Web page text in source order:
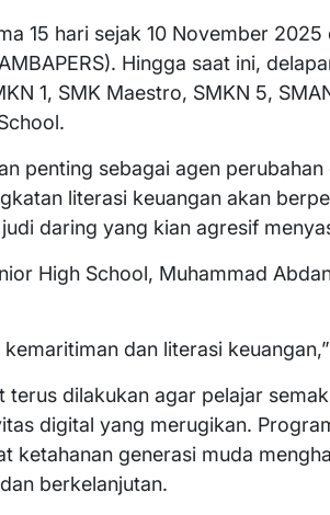
15 hari sejak 10 November
Hingga saat ini,
1, SMK Maestro, SMKN 5,
penting sebagai agen
literasi keuangan akan
daring yang kian agresif
High School, Muhammad
dan literasi
dilakukan agar pelajar
digital yang merugikan.
ketahanan generasi muda
berkelanjutan.